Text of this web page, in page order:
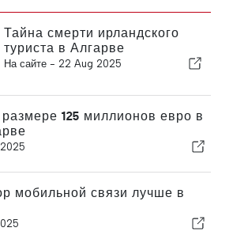
Тайна смерти ирландского
туриста в Алгарве
На сайте - 22 Aug 2025
125 миллионов евро в
мобильной связи лучше в